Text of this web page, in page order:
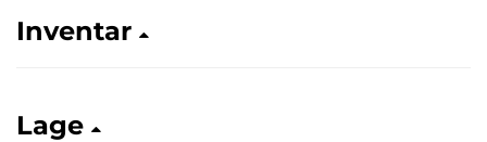
Inventar
Lage